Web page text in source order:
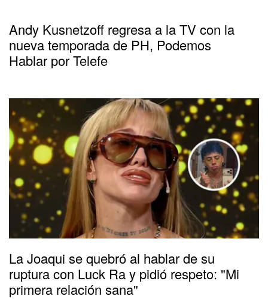
Andy Kusnetzoff regresa a la TV con la
nueva temporada de PH, Podemos
Hablar por Telefe
La Joaqui se quebró al hablar de su
ruptura con Luck Ra y pidió respeto: "Mi
primera relación sana"